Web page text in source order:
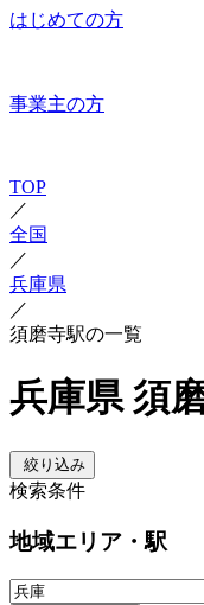
はじめての方
事業主の方
TOP
／
全国
／
兵庫県
／
須磨寺駅の一覧
兵庫県 須
絞り込み
検索条件
地域エリア・駅